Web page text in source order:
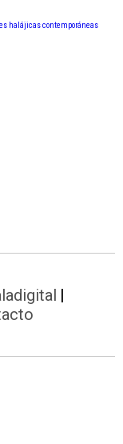
halájicas contemporáneas